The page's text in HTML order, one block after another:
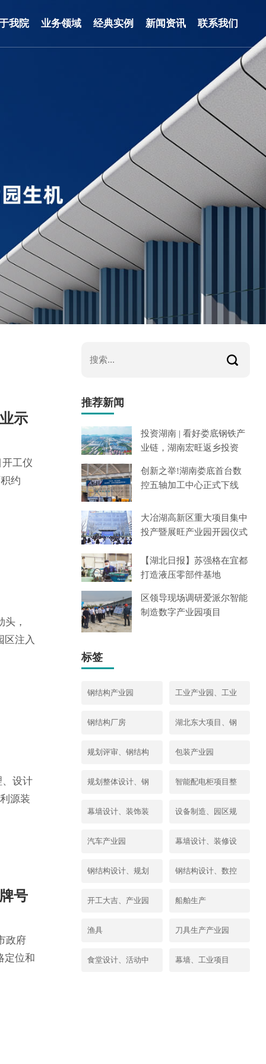
我院 业务领域 经典实例 新闻资讯 联系我们
示
工仪
约
税收
域
，
区注入
、设计
源装
业主
工
号
政府
定位和
大基
钢
推荐新闻
投资湖南 | 看好娄底钢铁产
业链，湖南宏旺返乡投资
创新之举!湖南娄底首台数
控五轴加工中心正式下线
大冶湖高新区重大项目集中
投产暨展旺产业园开园仪式
【湖北日报】苏强格在宜都
打造液压零部件基地
区领导现场调研爱派尔智能
制造数字产业园项目
标签
钢结构产业园 工业产业园、工业
钢结构厂房 湖北东大项目、钢
规划评审、钢结构 包装产业园
规划整体设计、钢 智能配电柜项目整
幕墙设计、装饰装 设备制造、园区规
汽车产业园 幕墙设计、装修设
钢结构设计、规划 钢结构设计、数控
开工大吉、产业园 船舶生产
渔具 刀具生产产业园
食堂设计、活动中 幕墙、工业项目